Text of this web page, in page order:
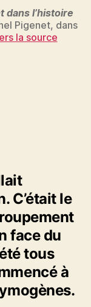
dans l’histoire
Pigenet, dans
la source
C’était le
face du
tous
à